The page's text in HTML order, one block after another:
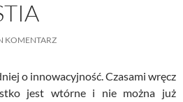
KOMENTARZ
o innowacyjność. Czasami wręcz
jest wtórne i nie można już